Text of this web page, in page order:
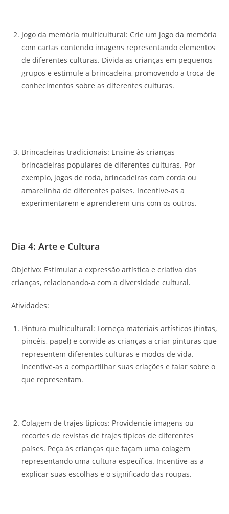
Jogo da memória multicultural: Crie um jogo da memória
com cartas contendo imagens representando elementos
de diferentes culturas. Divida as crianças em pequenos
grupos e estimule a brincadeira, promovendo a troca de
conhecimentos sobre as diferentes culturas.
Brincadeiras tradicionais: Ensine às crianças
brincadeiras populares de diferentes culturas. Por
exemplo, jogos de roda, brincadeiras com corda ou
amarelinha de diferentes países. Incentive-as a
experimentarem e aprenderem uns com os outros.
Dia 4: Arte e Cultura
Objetivo: Estimular a expressão artística e criativa das
crianças, relacionando-a com a diversidade cultural.
Atividades:
Pintura multicultural: Forneça materiais artísticos (tintas,
pincéis, papel) e convide as crianças a criar pinturas que
representem diferentes culturas e modos de vida.
Incentive-as a compartilhar suas criações e falar sobre o
que representam.
Colagem de trajes típicos: Providencie imagens ou
recortes de revistas de trajes típicos de diferentes
países. Peça às crianças que façam uma colagem
representando uma cultura específica. Incentive-as a
explicar suas escolhas e o significado das roupas.